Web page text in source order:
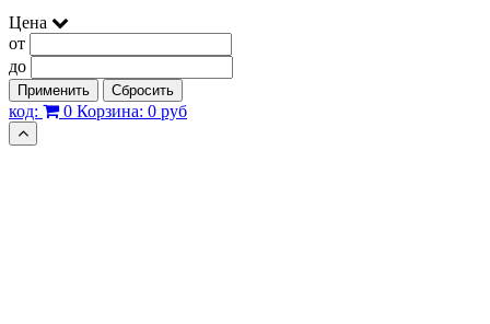
Цена
от
до
Применить Сбросить
код: 0 Корзина: 0 руб